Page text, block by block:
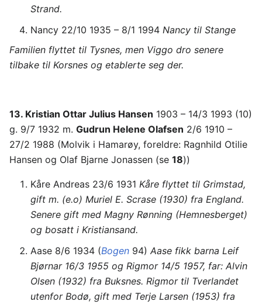
Strand.
Nancy 22/10 1935 – 8/1 1994 Nancy til Stange
Familien flyttet til Tysnes, men Viggo dro senere
tilbake til Korsnes og etablerte seg der.
13. Kristian Ottar Julius Hansen 1903 – 14/3 1993 (10)
g. 9/7 1932 m. Gudrun Helene Olafsen 2/6 1910 –
27/2 1988 (Molvik i Hamarøy, foreldre: Ragnhild Otilie
Hansen og Olaf Bjarne Jonassen (se 18))
Kåre Andreas 23/6 1931 Kåre flyttet til Grimstad,
gift m. (e.o) Muriel E. Scrase (1930) fra England.
Senere gift med Magny Rønning (Hemnesberget)
og bosatt i Kristiansand.
Aase 8/6 1934 (Bogen 94) Aase fikk barna Leif
Bjørnar 16/3 1955 og Rigmor 14/5 1957, far: Alvin
Olsen (1932) fra Buksnes. Rigmor til Tverlandet
utenfor Bodø, gift med Terje Larsen (1953) fra